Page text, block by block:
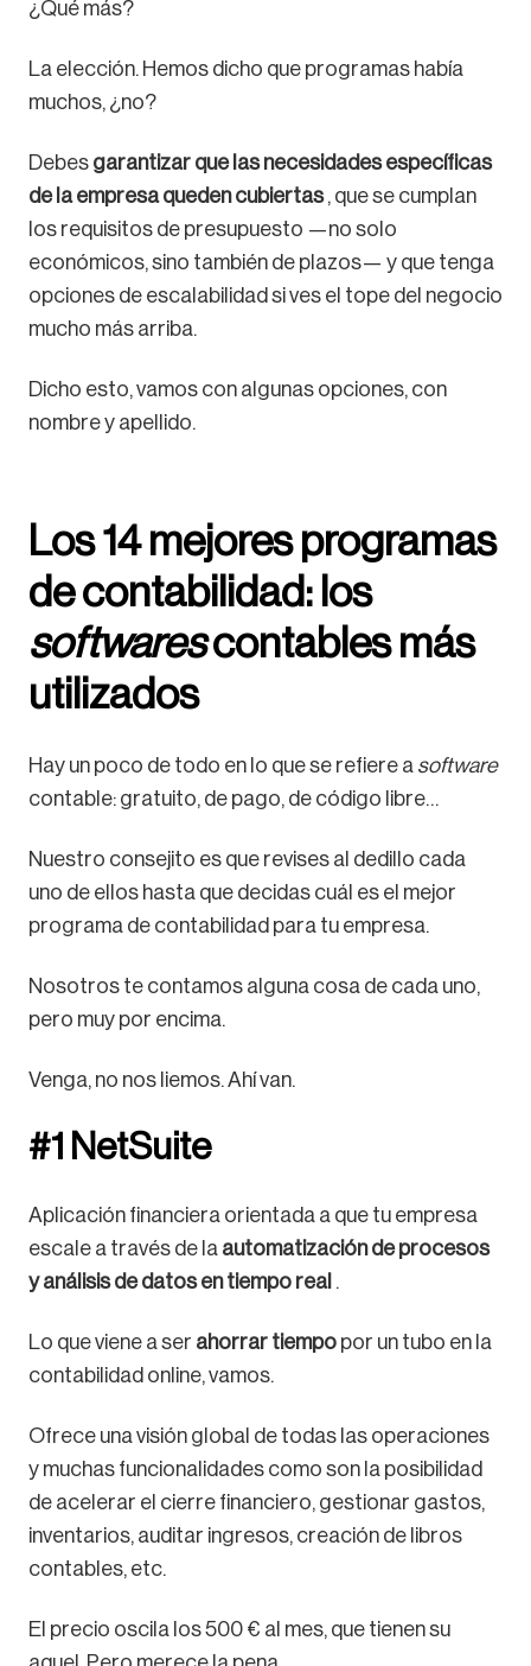
¿Qué más?
La elección. Hemos dicho que programas había
muchos, ¿no?
Debes garantizar que las necesidades específicas
de la empresa queden cubiertas, que se cumplan
los requisitos de presupuesto —no solo
económicos, sino también de plazos— y que tenga
opciones de escalabilidad si ves el tope del negocio
mucho más arriba.
Dicho esto, vamos con algunas opciones, con
nombre y apellido.
Los 14 mejores programas
de contabilidad: los
softwarescontables más
utilizados
Hay un poco de todo en lo que se refiere a software
contable: gratuito, de pago, de código libre…
Nuestro consejito es que revises al dedillo cada
uno de ellos hasta que decidas cuál es el mejor
programa de contabilidad para tu empresa.
Nosotros te contamos alguna cosa de cada uno,
pero muy por encima.
Venga, no nos liemos. Ahí van.
#1 NetSuite
Aplicación financiera orientada a que tu empresa
escale a través de la automatización de procesos
y análisis de datos en tiempo real .
Lo que viene a ser ahorrar tiempo por un tubo en la
contabilidad online, vamos.
Ofrece una visión global de todas las operaciones
y muchas funcionalidades como son la posibilidad
de acelerar el cierre financiero, gestionar gastos,
inventarios, auditar ingresos, creación de libros
contables, etc.
El precio oscila los 500 € al mes, que tienen su